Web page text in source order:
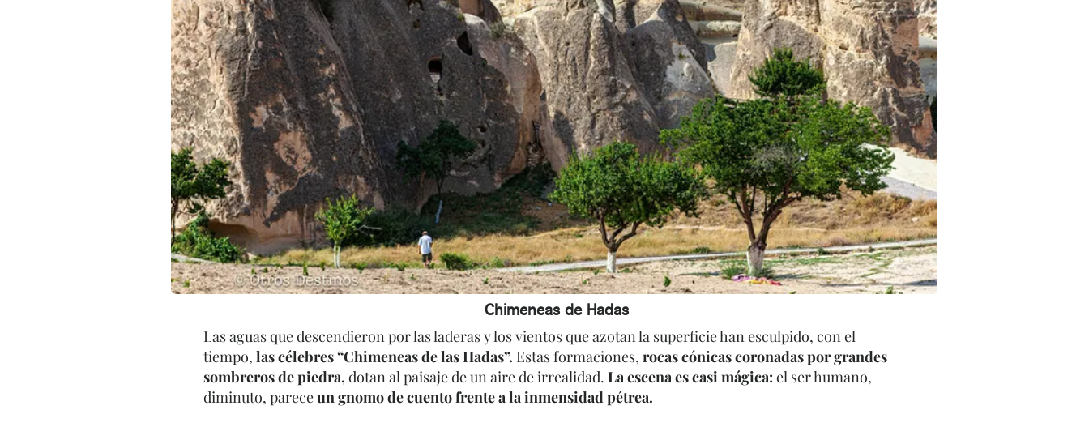
Chimeneas de Hadas
Las aguas que descendieron por las laderas y los vientos que azotan la superficie han esculpido, con el
tiempo, las célebres “Chimeneas de las Hadas”. Estas formaciones, rocas cónicas coronadas por grandes
sombreros de piedra, dotan al paisaje de un aire de irrealidad. La escena es casi mágica: el ser humano,
diminuto, pareceun gnomo de cuento frente a la inmensidad pétrea.